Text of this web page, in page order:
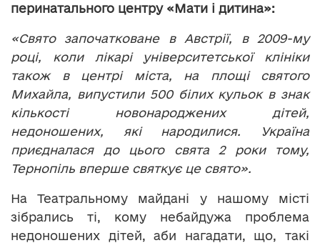
перинатального центру «Мати і дитина»:
«Свято започатковане в Австрії, в 2009-му
році, коли лікарі університетської клініки
також в центрі міста, на площі святого
Михайла, випустили 500 білих кульок в знак
кількості новонароджених дітей,
недоношених, які народилися. Україна
приєдналася до цього свята 2 роки тому,
Тернопіль вперше святкує це свято».
На Театральному майдані у нашому місті
зібрались ті, кому небайдужа проблема
недоношених дітей, аби нагадати, що, такі